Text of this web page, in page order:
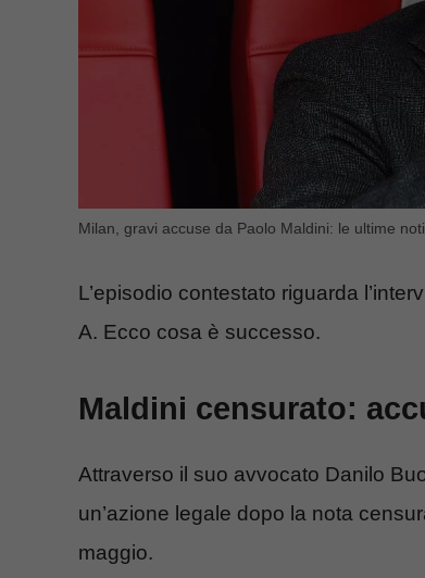
Milan, gravi accuse da Paolo Maldini: le ultime
L’episodio contestato riguarda
A. Ecco cosa è successo.
Maldini censurato:
Attraverso il suo avvocato Danilo
un’azione legale dopo la nota
maggio.